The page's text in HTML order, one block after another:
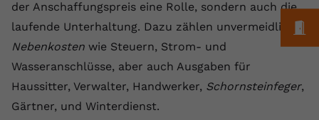
der Anschaffungspreis eine Rolle, sondern auch die
laufende Unterhaltung. Dazu zählen unvermeidliche
Nebenkosten wie Steuern, Strom- und
Wasseranschlüsse, aber auch Ausgaben für
Haussitter, Verwalter, Handwerker, Schornsteinfeger,
Gärtner, und Winterdienst.
Name CONSENT
youtube.com
Laufzeit 2 Jahre
Zweck
eingebettete YouTube-Videos und